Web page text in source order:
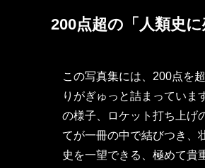
200点超の「人類史
この写真集には、200点を
りがぎゅっと詰まっていま
の様子、ロケット打ち上げ
てが一冊の中で結びつき、
史を一望できる、極めて貴